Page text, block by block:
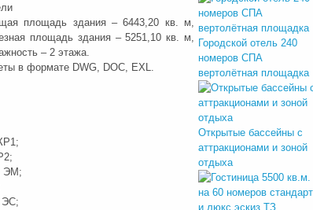
площадь здания – 6443,20 кв. м,
площадь здания – 5251,10 кв. м,
– 2 этажа.
в формате DWG, DOC, EXL.
ЭМ;
ЭС;
Городской отель 240
номеров СПА
вертолётная площадка
Открытые бассейны с
аттракционами и зоной
отдыха